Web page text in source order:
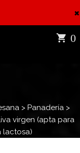
×
0
> Panadería>
virgen (apta para
lactosa)